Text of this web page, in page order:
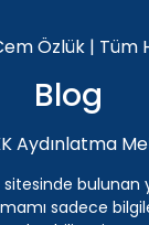
Özlük | Tüm
Blog
Aydınlatma
sitesinde bulunan
sadece